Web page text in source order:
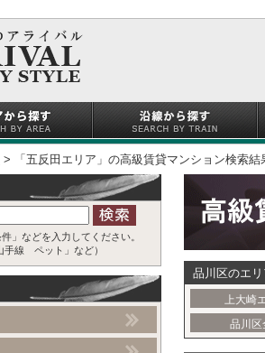
「五反田エリア」の高級賃貸マンション検索結
品川区のエ
上大崎
品川区
」などを入力してください。
手線 ペット」など）